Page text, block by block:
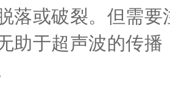
落或破裂。但需
助于超声波的传